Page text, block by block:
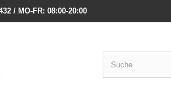
/ MO-FR: 08:00-20:00